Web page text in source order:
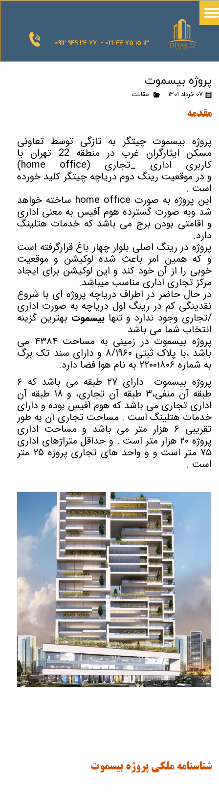
0912 949 24 77 - 021 44 75 15 13
پروژه بیسموت
۰۷ خرداد ۱۴۰۱ مقالات
مقدمه
پروژه بیسموت چیتگر به تازگی توسط تعاونی
مسکن ایثارگران غرب در منطقه 22 تهران با
کاربری اداری _تجاری (home office)
و در موقعیت رینگ دوم دریاچه چیتگر کلید خورده
است .
این پروژه به صورت home office ساخته خواهد
شد وبه صورت گسترده هوم آفیس به معنی اداری
و اقامتی بودن برج می باشد که خدمات هتلینگ
دارد.
پروژه در رینگ اصلی بلوار چهار باغ قرارگرفته است
و که همین امر باعث شده لوکیشن و موقعیت
خوبی را از آن خود کند و این لوکیشن برای ایجاد
مرکز تجاری اداری مناسب میباشد.
در حال حاضر در اطراف دریاچه پروژه ای با شروع
نقدینگی کم در رینگ اول دریاچه به صورت اداری
/تجاری وجود ندارد و تنها بیسموت بهترین گزینه
انتخاب شما می باشد
پروژه بیسموت در زمینی به مساحت ۴۳۸۴ می
باشد ،با پلاک ثبتی ۸/۱۹۶۰ و دارای سند تک برگ
به شماره ۲۲۰۰۱۸۰۶ به نام هوا فضا دارد.
پروژه بیسموت دارای ۲۷ طبقه می باشد که ۶
طبقه آن منفی،۳ طبقه آن تجاری، و ۱۸ طبقه آن
اداری تجاری می باشد که هوم آفیس بوده و دارای
خدمات هتلینگ است . مساحت تجاری آن به طور
تقریبی ۶ هزار متر می باشد و مساحت اداری
پروژه ۲۰ هزار متر است . و حداقل متراژهای اداری
۷۵ متر است و و واحد های تجاری پروژه ۲۵ متر
است .
شناسنامه ملکی پروژه بیسموت